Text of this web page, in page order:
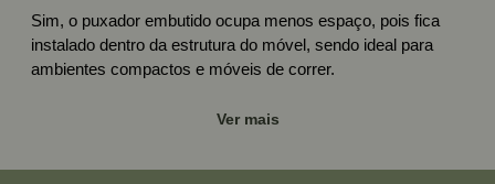
Sim, o puxador embutido ocupa menos espaço, pois fica
instalado dentro da estrutura do móvel, sendo ideal para
ambientes compactos e móveis de correr.
Ver mais